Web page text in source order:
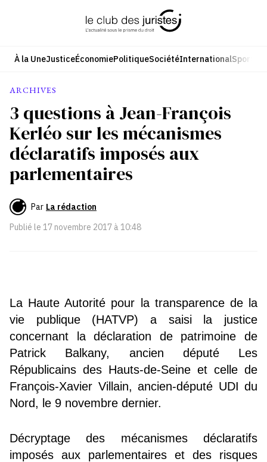
À la UneJusticeÉconomiePolitiqueSociétéInternationalSport
ARCHIVES
3 questions à Jean-François
Kerléo sur les mécanismes
déclaratifs imposés aux
parlementaires
Par La rédaction
Publié le 17 novembre 2017 à 10:48
La Haute Autorité pour la transparence de la
vie publique (HATVP) a saisi la justice
concernant la déclaration de patrimoine de
Patrick Balkany, ancien député Les
Républicains des Hauts-de-Seine et celle de
François-Xavier Villain, ancien-député UDI du
Nord, le 9 novembre dernier.
Décryptage des mécanismes déclaratifs
imposés aux parlementaires et des risques